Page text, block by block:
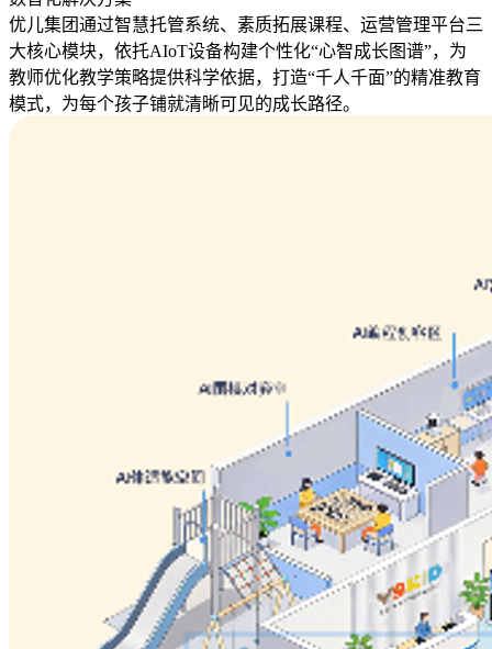
优儿集团通过智慧托管系统、素质拓展课程、运营管理平台三
大核心模块，依托AIoT设备构建个性化“心智成长图谱”，为
教师优化教学策略提供科学依据，打造“千人千面”的精准教育
模式，为每个孩子铺就清晰可见的成长路径。